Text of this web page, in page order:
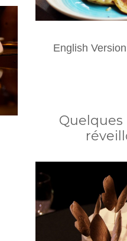
English